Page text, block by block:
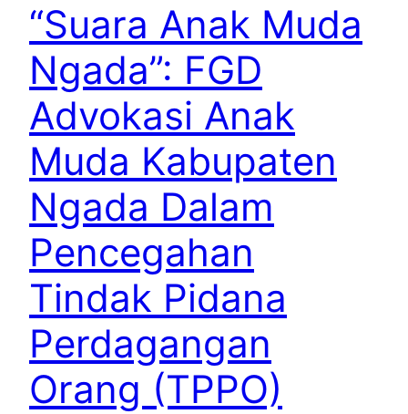
“Suara Anak Muda
Ngada”: FGD
Advokasi Anak
Muda Kabupaten
Ngada Dalam
Pencegahan
Tindak Pidana
Perdagangan
Orang (TPPO)